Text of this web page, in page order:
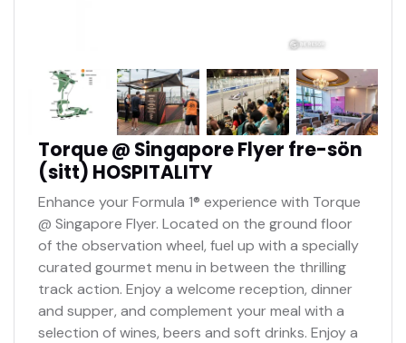
Torque @ Singapore Flyer fre-sön
(sitt) HOSPITALITY
Enhance your Formula 1® experience with Torque
@ Singapore Flyer. Located on the ground floor
of the observation wheel, fuel up with a specially
curated gourmet menu in between the thrilling
track action. Enjoy a welcome reception, dinner
and supper, and complement your meal with a
selection of wines, beers and soft drinks. Enjoy a